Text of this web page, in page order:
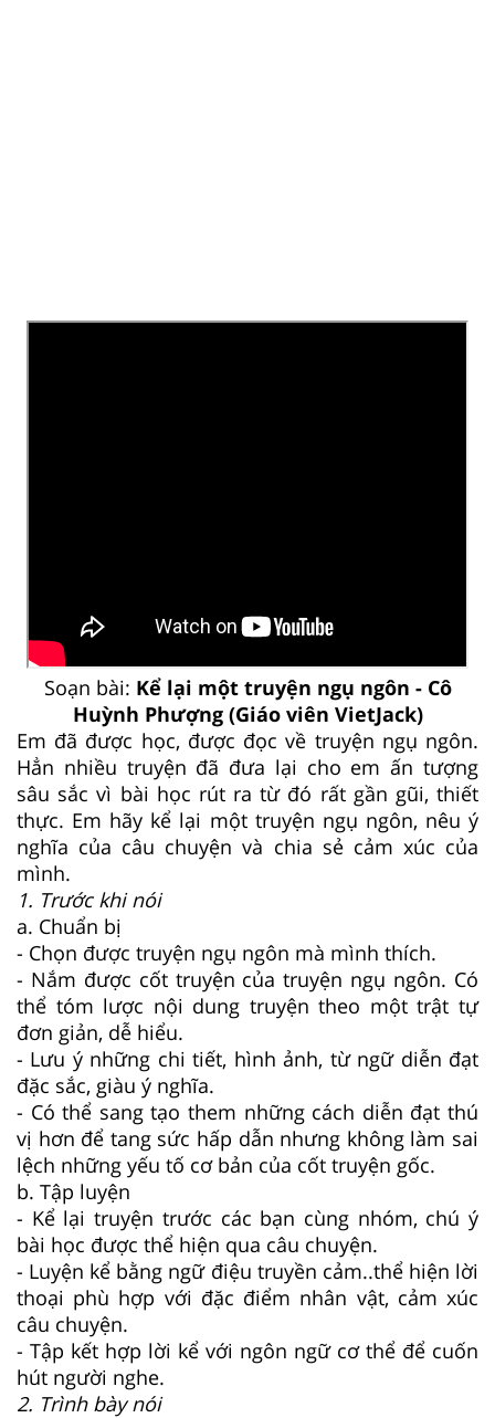
Soạn bài: Kể lại một truyện ngụ ngôn - Cô
Huỳnh Phượng (Giáo viên VietJack)
Em đã được học, được đọc về truyện ngụ ngôn.
Hẳn nhiều truyện đã đưa lại cho em ấn tượng
sâu sắc vì bài học rút ra từ đó rất gần gũi, thiết
thực. Em hãy kể lại một truyện ngụ ngôn, nêu ý
nghĩa của câu chuyện và chia sẻ cảm xúc của
mình.
1. Trước khi nói
a. Chuẩn bị
- Chọn được truyện ngụ ngôn mà mình thích.
- Nắm được cốt truyện của truyện ngụ ngôn. Có
thể tóm lược nội dung truyện theo một trật tự
đơn giản, dễ hiểu.
- Lưu ý những chi tiết, hình ảnh, từ ngữ diễn đạt
đặc sắc, giàu ý nghĩa.
- Có thể sang tạo them những cách diễn đạt thú
vị hơn để tang sức hấp dẫn nhưng không làm sai
lệch những yếu tố cơ bản của cốt truyện gốc.
b. Tập luyện
- Kể lại truyện trước các bạn cùng nhóm, chú ý
bài học được thể hiện qua câu chuyện.
- Luyện kể bằng ngữ điệu truyền cảm..thể hiện lời
thoại phù hợp với đặc điểm nhân vật, cảm xúc
câu chuyện.
- Tập kết hợp lời kể với ngôn ngữ cơ thể để cuốn
hút người nghe.
2. Trình bày nói